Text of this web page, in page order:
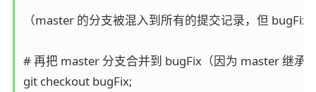
（master 的分支被混入到所有的提交记录，但
# 再把 master 分支合并到 bugFix（因为 master 继承
git checkout bugFix;